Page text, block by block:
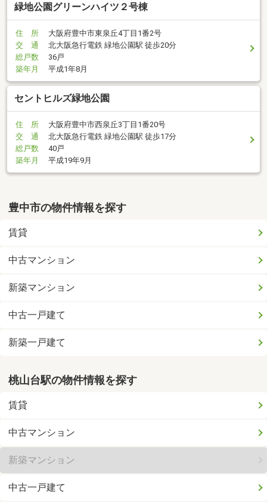
緑地公園グリーンハイツ２号棟
住 所
大阪府豊中市東泉丘4丁目1番2号
交 通
北大阪急行電鉄 緑地公園駅 徒歩20分
総戸数
36戸
築年月
平成1年8月
セントヒルズ緑地公園
住 所
大阪府豊中市西泉丘3丁目1番20号
交 通
北大阪急行電鉄 緑地公園駅 徒歩17分
総戸数
40戸
築年月
平成19年9月
豊中市の物件情報を探す
賃貸
中古マンション
新築マンション
中古一戸建て
新築一戸建て
桃山台駅の物件情報を探す
賃貸
中古マンション
新築マンション
中古一戸建て